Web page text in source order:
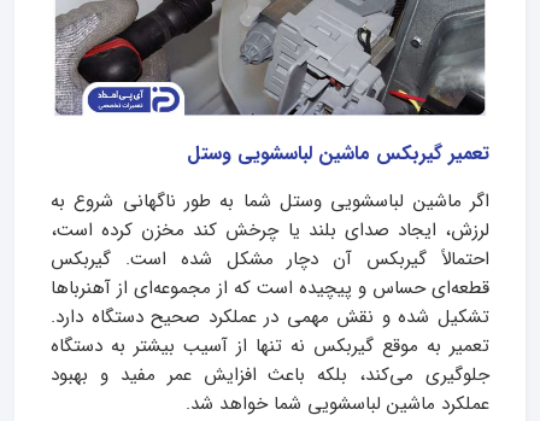
تعمیر گیربکس ماشین لباسشویی وستل
اگر ماشین لباسشویی وستل شما به طور ناگهانی شروع به
لرزش، ایجاد صدای بلند یا چرخش کند مخزن کرده است،
احتمالاً گیربکس آن دچار مشکل شده است. گیربکس
قطعه‌ای حساس و پیچیده است که از مجموعه‌ای از آهنرباها
تشکیل شده و نقش مهمی در عملکرد صحیح دستگاه دارد.
تعمیر به موقع گیربکس نه تنها از آسیب بیشتر به دستگاه
جلوگیری می‌کند، بلکه باعث افزایش عمر مفید و بهبود
عملکرد ماشین لباسشویی شما خواهد شد.